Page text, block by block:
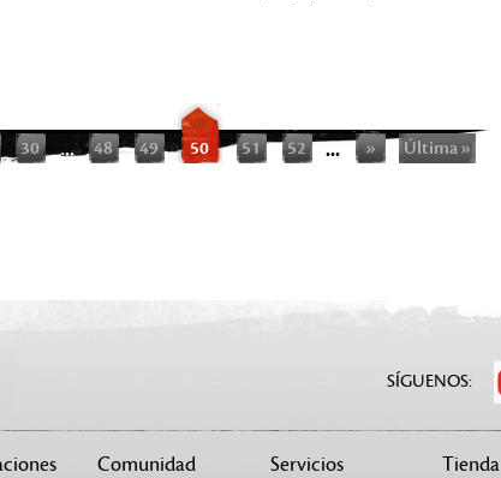
30 ... 48 49 50 51 52 ... » Última »
SÍGUENOS:
Comunidad Servicios Tienda